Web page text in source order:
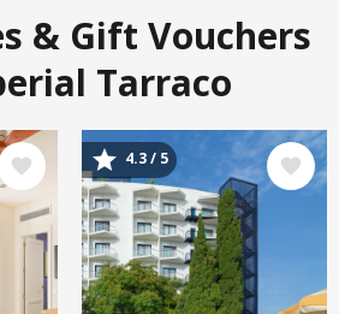
& Gift Vouchers
Tarraco
Image
4.3 / 5